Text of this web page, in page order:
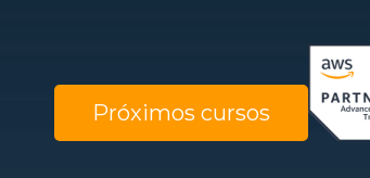
Próximos cursos